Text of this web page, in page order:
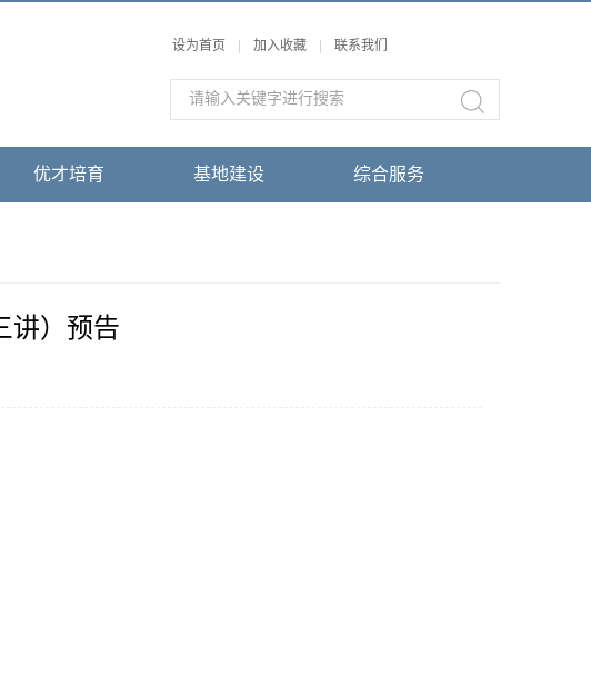
设为首页 加入收藏 联系我们
优才培育 基地建设 综合服务
讲）预告